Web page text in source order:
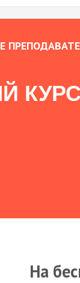
КУРС
На